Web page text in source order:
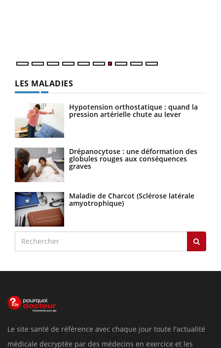
LES MALADIES
Hypotension orthostatique : quand la
pression artérielle chute au lever
Drépanocytose : une déformation des
globules rouges aux conséquences
graves
Maladie de Charcot (Sclérose latérale
amyotrophique)
Le site santé de référence avec chaque jour toute l'actualité
médicale decryptée par des médecins en exercice et les